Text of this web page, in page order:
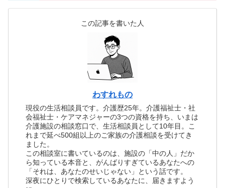
この記事を書いた人
わすれもの
現役の生活相談員です。介護歴25年。介護福祉士・社
会福祉士・ケアマネジャーの3つの資格を持ち、いまは
介護施設の相談窓口で、生活相談員として10年目。こ
れまで延べ500組以上のご家族の介護相談を受けてき
ました。
この相談室に書いているのは、施設の「中の人」だか
ら知っている本音と、がんばりすぎているあなたへの
「それは、あなたのせいじゃない」という話です。
深夜にひとりで検索しているあなたに、届きますよう